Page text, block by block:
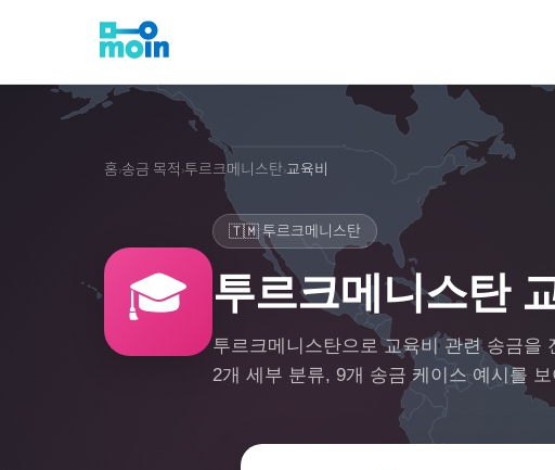
홈›송금 목적 ›투르크메니스탄›교육비
🎓
🇹🇲 투르크메니스탄
투르크메니스탄
투르크메니스탄으로교육비관련 송금을
2개 세부 분류, 9개 송금 케이스 예시를